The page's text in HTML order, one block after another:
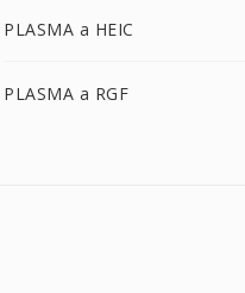
PLASMA a HEIC
PLASMA a RGF